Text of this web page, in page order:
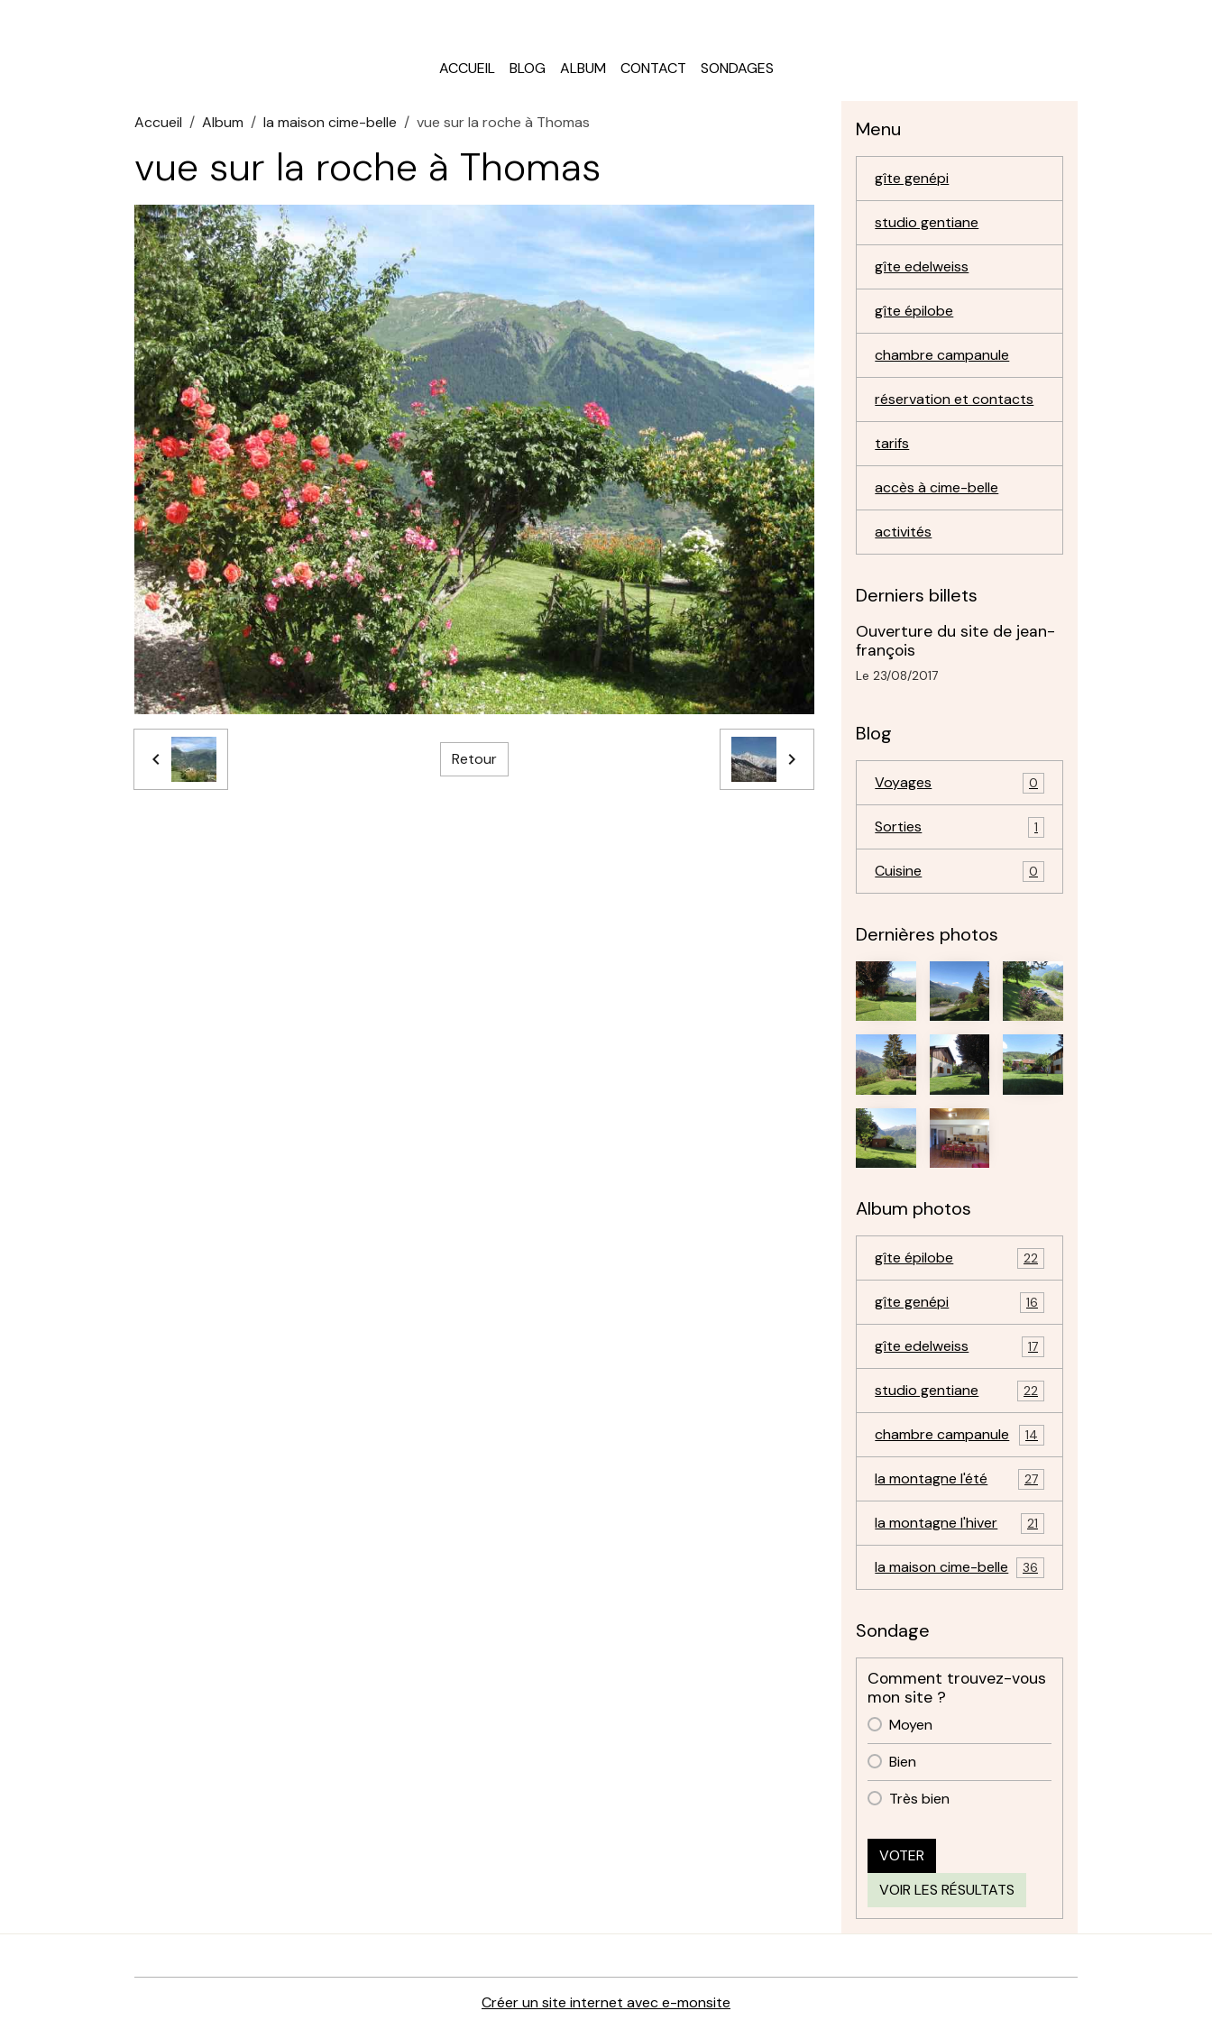
ACCUEIL BLOG ALBUM CONTACT SONDAGES
Accueil Album la maison cime-belle vue sur la roche à Thomas
vue sur la roche à Thomas
Retour
Menu
gîte genépi
studio gentiane
gîte edelweiss
gîte épilobe
chambre campanule
réservation et contacts
tarifs
accès à cime-belle
activités
Derniers billets
Ouverture du site de jean-
françois
Le 23/08/2017
Blog
Voyages 0
Sorties 1
Cuisine 0
Dernières photos
Album photos
gîte épilobe 22
gîte genépi 16
gîte edelweiss 17
studio gentiane 22
chambre campanule 14
la montagne l'été 27
la montagne l'hiver 21
la maison cime-belle 36
Sondage
Comment trouvez-vous
mon site ?
Moyen
Bien
Très bien
VOTER
VOIR LES RÉSULTATS
Créer un site internet avec e-monsite